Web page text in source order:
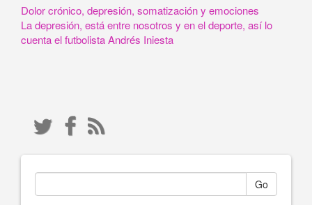
Dolor crónico, depresión, somatización y emociones
La depresión, está entre nosotros y en el deporte, así lo
cuenta el futbolista Andrés Iniesta
Go